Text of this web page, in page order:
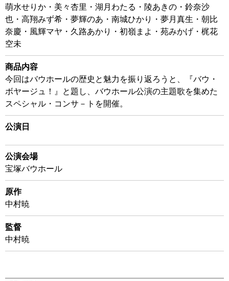
萌水せりか・美々杏里・湖月わたる・陵あきの・鈴奈沙
也・高翔みず希・夢輝のあ・南城ひかり・夢月真生・朝比
奈慶・風輝マヤ・久路あかり・初嶺まよ・苑みかげ・梶花
空未
商品内容
今回はバウホールの歴史と魅力を振り返ろうと、『バウ・
ボヤージュ！』と題し、バウホール公演の主題歌を集めた
スペシャル・コンサ－トを開催。
公演日
公演会場
宝塚バウホール
原作
中村暁
監督
中村暁